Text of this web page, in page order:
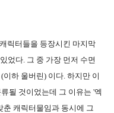
릭터들을 등장시킨 마지막
었다. 그 중 가장 먼저 수면
하 울버린) 이다. 하지만 이
될 것이었는데 그 이유는 '엑
캐릭터물임과 동시에 그